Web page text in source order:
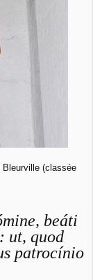
(classée
beáti
ut, quod
patrocínio